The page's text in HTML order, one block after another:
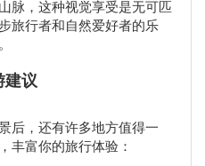
脉，这种视觉享受是无可匹
旅行者和自然爱好者的乐
建议
后，还有许多地方值得一
丰富你的旅行体验：